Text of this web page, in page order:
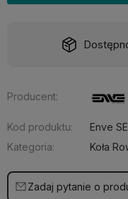
Producent:
Kod produktu:
Enve
Kategoria:
Koła
Zadaj pytanie o